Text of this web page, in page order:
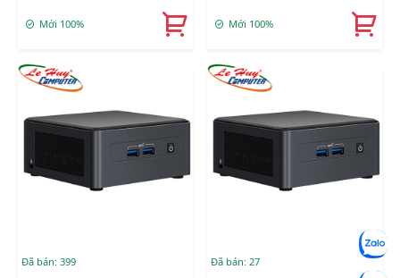
Bluetooth/Ram Option/
Ổ Cứng Option
Mới 100%
Bluetooth/Ram Option/
Ổ Cứng Option
Mới 100%
Đã bán: 399 Đã bán: 27